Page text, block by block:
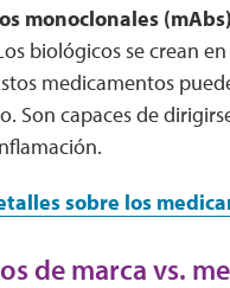
monoclonales (mAbs)
biológicos se crean
medicamentos
Son capaces de
sobre los
de marca vs.